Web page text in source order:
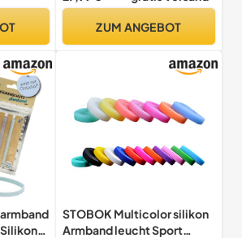
gegen Mücken für Hand-
ZUM ANGEBOT
STOBOK Multicolor silikon
Armband leucht Sport